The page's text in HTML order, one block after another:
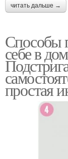
читать дальше →
Способы
себе в
простая